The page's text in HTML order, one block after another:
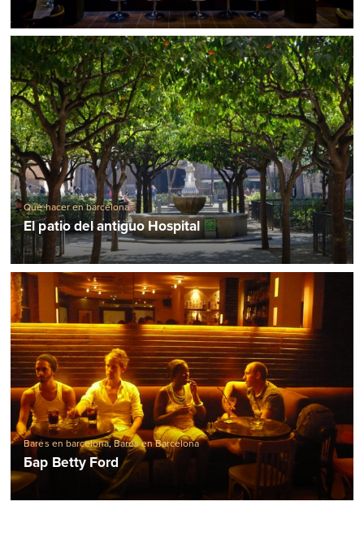
Qué hacer en barcelona
El patio del antiguo Hospital
Bares en barcelona, Bares en Barcelona
Бар Betty Ford